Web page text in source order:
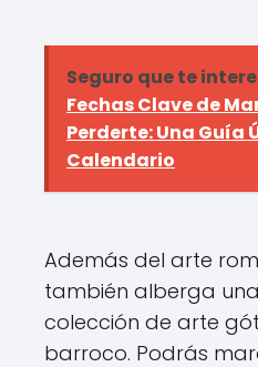
Seguro que te
Fechas Clave de
Perderte: Una Guía
Calendario
Además del arte
también alberga
colección de arte
barroco. Podrás